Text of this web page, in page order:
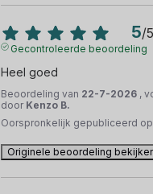
5/5
Gecontroleerde beoordeling
Heel goed
Beoordeling van 22-7-2026 ,
door Kenzo B.
Oorspronkelijk gepubliceerd
Originele beoordeling